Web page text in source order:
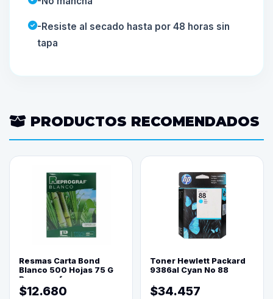
-Resiste al secado hasta por 48 horas sin
tapa
PRODUCTOS RECOMENDADOS
Resmas Carta Bond
Blanco 500 Hojas 75 G
Reprograf.
$12.680
Toner Hewlett Packard
9386al Cyan No 88
$34.457